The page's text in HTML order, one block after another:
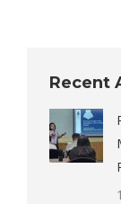
Recent